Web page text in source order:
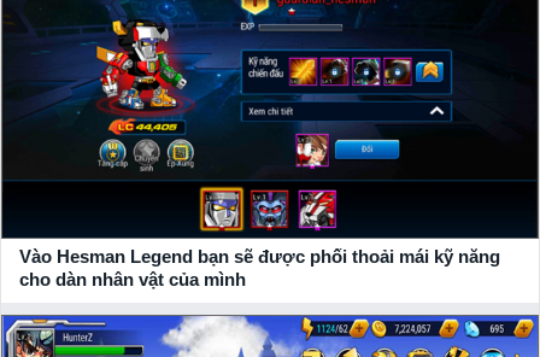
Tải game Hesman Legend mới nhất cho điện thoại
Android, iOS
+ Tải gameHesman Legendtrên Google Play: Bạn có thể tải
game tương ứng cho hệ điều hành của điện thoại bạn! Tại
xemgame.com, chúng tôi cam kết mang đến link tải game
chuẩn xác nhất, chính thống nhất từNPH.
Hesman Legendtrên Apple Store: Bạn có thể tải
game tương ứng cho hệ điều hành của điện thoại bạn! Tại
xemgame.com, chúng tôi cam kết mang đến link tải game
chuẩn xác nhất, chính thống nhất từ NPH
thể tải game tương ứng cho hệ điều hành của điện thoại bạn!
Vào Hesman Legend bạn sẽ được phối thoải mái kỹ năng
cho dàn nhân vật của mình